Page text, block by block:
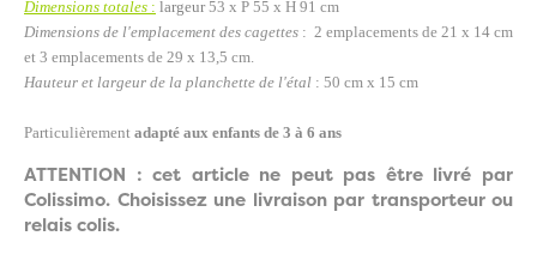
Dimensions totales : largeur53 x P 55 x H 91 cm
Dimensions de l'emplacement des cagettes : 2 emplacements de 21 x 14 cm
et 3 emplacements de 29 x 13,5 cm.
Hauteur et largeur de la planchette de l'étal : 50 cm x 15 cm
Particulièrement adapté aux enfants de 3 à 6 ans
ATTENTION : cet article ne peut pas être livré par
Colissimo. Choisissez une livraison par transporteur ou
relais colis.